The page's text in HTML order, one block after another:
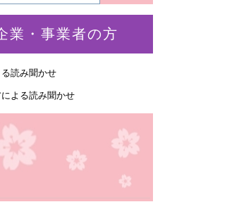
業・事業者の方
読み聞かせ
よる読み聞かせ